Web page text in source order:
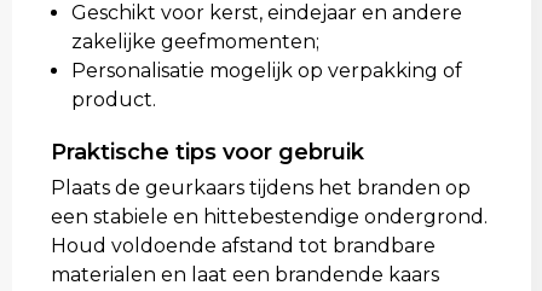
Geschikt voor kerst, eindejaar en andere
zakelijke geefmomenten;
Personalisatie mogelijk op verpakking of
product.
Praktische tips voor gebruik
Plaats de geurkaars tijdens het branden op
een stabiele en hittebestendige ondergrond.
Houd voldoende afstand tot brandbare
materialen en laat een brandende kaars